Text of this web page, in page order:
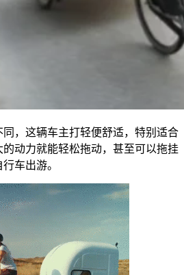
，这辆车主打轻便舒适，特别适合
动力就能轻松拖动，甚至可以拖挂
车出游。